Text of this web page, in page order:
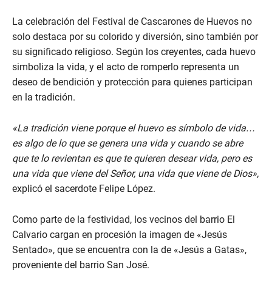
La celebración del Festival de Cascarones de Huevos no
solo destaca por su colorido y diversión, sino también por
su significado religioso. Según los creyentes, cada huevo
simboliza la vida, y el acto de romperlo representa un
deseo de bendición y protección para quienes participan
en la tradición.
«La tradición viene porque el huevo es símbolo de vida…
es algo de lo que se genera una vida y cuando se abre
que te lo revientan es que te quieren desear vida, pero es
una vida que viene del Señor, una vida que viene de Dios»,
explicó el sacerdote Felipe López.
Como parte de la festividad, los vecinos del barrio El
Calvario cargan en procesión la imagen de «Jesús
Sentado», que se encuentra con la de «Jesús a Gatas»,
proveniente del barrio San José.